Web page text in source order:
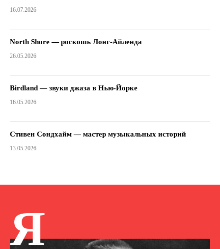
16.07.2026
North Shore — роскошь Лонг-Айленда
26.05.2026
Birdland — звуки джаза в Нью-Йорке
16.05.2026
Стивен Сондхайм — мастер музыкальных историй
13.05.2026
Я